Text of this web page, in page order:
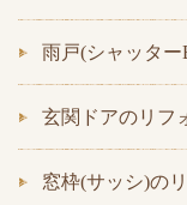
雨戸(シャッタ
玄関ドアのリフ
窓枠(サッシ)の